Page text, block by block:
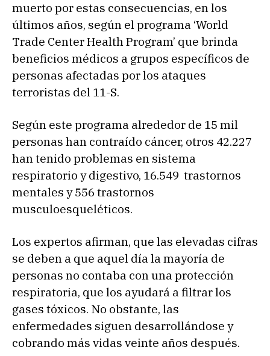
muerto por estas consecuencias, en los
últimos años, según el programa ‘World
Trade Center Health Program’ que brinda
beneficios médicos a grupos específicos de
personas afectadas por los ataques
terroristas del 11-S.
Según este programa alrededor de 15 mil
personas han contraído cáncer, otros 42.227
han tenido problemas en sistema
respiratorio y digestivo, 16.549 trastornos
mentales y 556 trastornos
musculoesqueléticos.
Los expertos afirman, que las elevadas cifras
se deben a que aquel día la mayoría de
personas no contaba con una protección
respiratoria, que los ayudará a filtrar los
gases tóxicos. No obstante, las
enfermedades siguen desarrollándose y
cobrando más vidas veinte años después.